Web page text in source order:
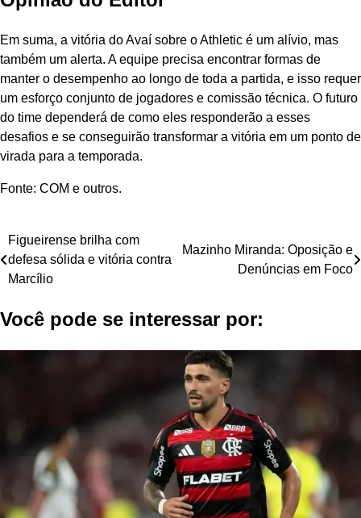
Em suma, a vitória do Avaí sobre o Athletic é um alívio, mas
também um alerta. A equipe precisa encontrar formas de
manter o desempenho ao longo de toda a partida, e isso requer
um esforço conjunto de jogadores e comissão técnica. O futuro
do time dependerá de como eles responderão a esses
desafios e se conseguirão transformar a vitória em um ponto de
virada para a temporada.
Fonte: COM e outros.
Navegação
de
Figueirense brilha com
defesa sólida e vitória contra
Marcílio
Mazinho Miranda: Oposição e
Denúncias em Foco
Você pode se interessar por: